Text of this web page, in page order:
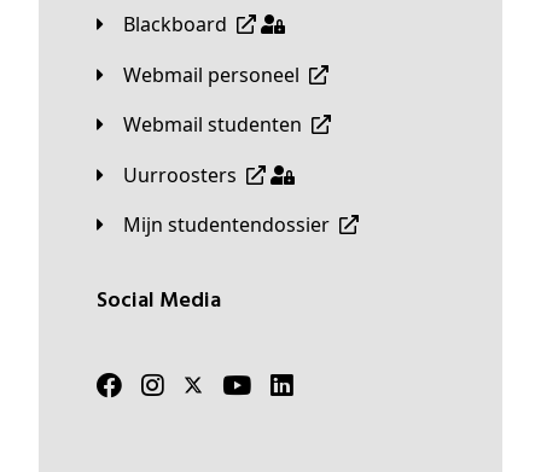
Blackboard
Webmail personeel
Webmail studenten
Uurroosters
Mijn studentendossier
Social Media